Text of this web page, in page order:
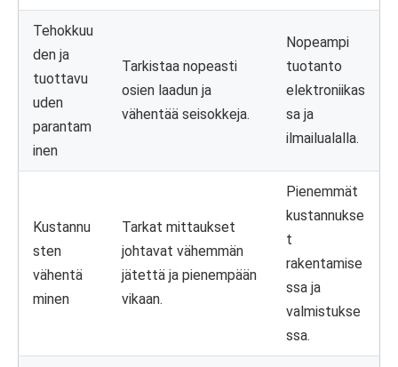
Tehokkuu
den ja
tuottavu
uden
parantam
inen
Tarkistaa nopeasti
osien laadun ja
vähentää seisokkeja.
Nopeampi
tuotanto
elektroniikas
sa ja
ilmailualalla.
Kustannu
sten
vähentä
minen
Tarkat mittaukset
johtavat vähemmän
jätettä ja pienempään
vikaan.
Pienemmät
kustannukse
t
rakentamise
ssa ja
valmistukse
ssa.